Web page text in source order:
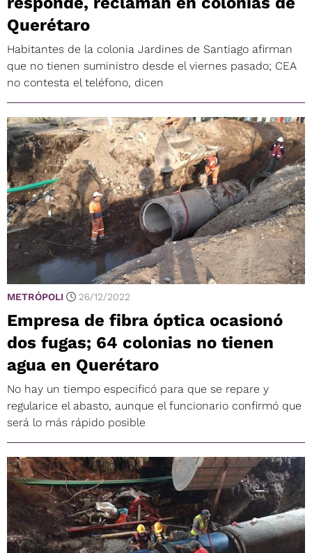
Querétaro
Habitantes de la colonia Jardines de Santiago afirman
que no tienen suministro desde el viernes pasado; CEA
no contesta el teléfono, dicen
METRÓPOLI 26/12/2022
Empresa de fibra óptica ocasionó
dos fugas; 64 colonias no tienen
agua en Querétaro
No hay un tiempo especificó para que se repare y
regularice el abasto, aunque el funcionario confirmó que
será lo más rápido posible